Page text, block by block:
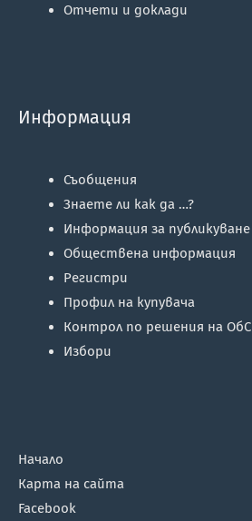
Отчети и доклади
Информация
Съобщения
Знаете ли как да …?
Информация за публикуване
Обществена информация
Регистри
Профил на купувача
Контрол по решения на ОбС
Избори
Начало
Карта на сайта
Facebook